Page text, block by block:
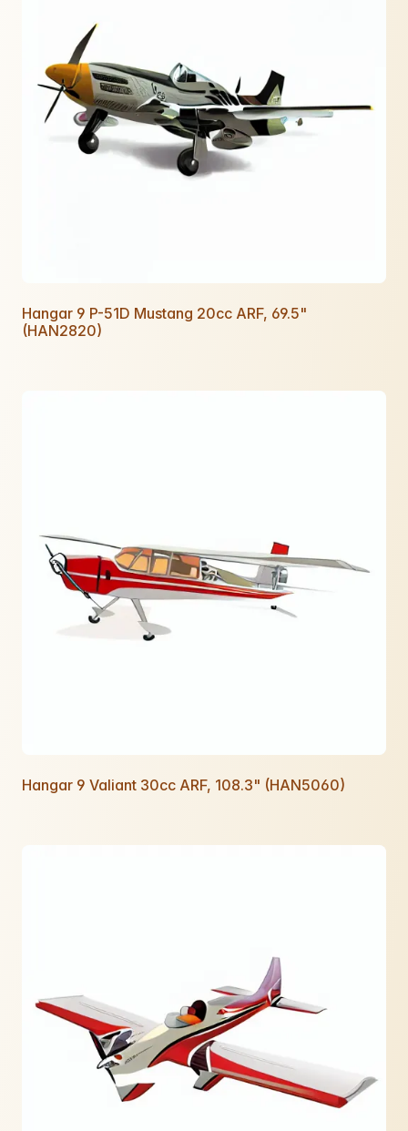
Hangar 9 P-51D Mustang 20cc ARF, 69.5"
(HAN2820)
Hangar 9 Valiant 30cc ARF, 108.3" (HAN5060)